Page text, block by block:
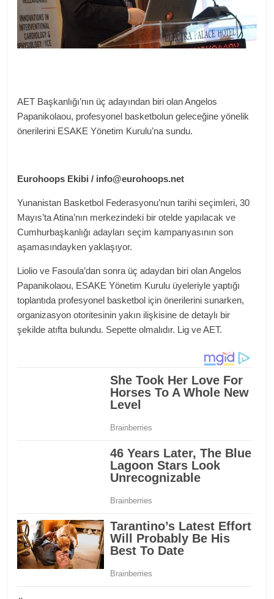
AET Başkanlığı’nın üç adayından biri olan Angelos
Papanikolaou, profesyonel basketbolun geleceğine yönelik
önerilerini ESAKE Yönetim Kurulu’na sundu.
Eurohoops Ekibi / info@eurohoops.net
Yunanistan Basketbol Federasyonu’nun tarihi seçimleri, 30
Mayıs’ta Atina’nın merkezindeki bir otelde yapılacak ve
Cumhurbaşkanlığı adayları seçim kampanyasının son
aşamasındayken yaklaşıyor.
Liolio ve Fasoula’dan sonra üç adaydan biri olan Angelos
Papanikolaou, ESAKE Yönetim Kurulu üyeleriyle yaptığı
toplantıda profesyonel basketbol için önerilerini sunarken,
organizasyon otoritesinin yakın ilişkisine de detaylı bir
şekilde atıfta bulundu. Sepette olmalıdır. Lig ve AET.